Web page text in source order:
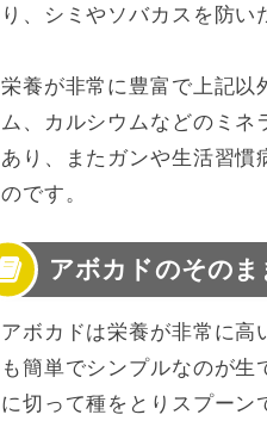
り、シミやソバカスを防い
栄養が非常に豊富で上記以
ム、カルシウムなどのミネ
あり、またガンや生活習慣
のです。
アボカドのその
アボカドは栄養が非常に高
も簡単でシンプルなのが
に切って種をとりスプーン